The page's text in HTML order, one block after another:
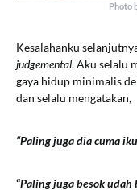
Photo
Kesalahanku
judgemental. Aku selalu
gaya hidup minimalis
dan selalu mengatakan,
“Paling juga dia cuma
“Paling juga besok udah